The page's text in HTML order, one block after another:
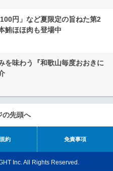
円」など夏限定の旨ねた第2
鮪ほほ肉も登場中
を味わう『和歌山毎度おおきに
の先頭へ
約 免責事項
Inc. All Rights Reserved.